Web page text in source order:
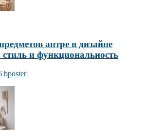
антре в дизайне
стиль и функциональность
bposter